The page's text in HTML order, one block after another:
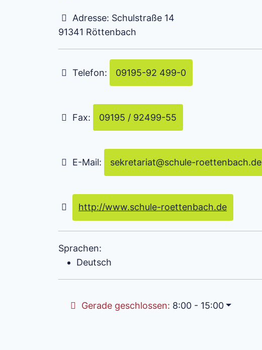
Adresse: Schulstraße 14
91341 Röttenbach
Telefon: 09195-92 499-0
Fax: 09195 / 92499-55
E-Mail: sekretariat@schule-roettenbach.de
http://www.schule-roettenbach.de
Sprachen:
Deutsch
Gerade geschlossen: 8:00 - 15:00